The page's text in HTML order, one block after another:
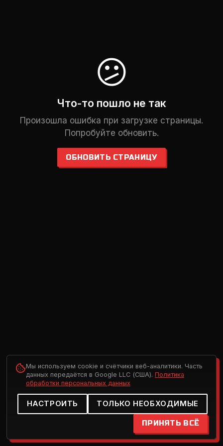
😕
Что-то пошло не так
Произошла ошибка при загрузке страницы.
Попробуйте обновить.
ОБНОВИТЬ СТРАНИЦУ
Мы используем cookie и счётчики веб-аналитики. Часть
данных передаётся в Google LLC (США). Политика
обработки персональных данных
НАСТРОИТЬ ТОЛЬКО НЕОБХОДИМЫЕ
ПРИНЯТЬ ВСЁ